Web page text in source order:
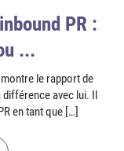
PR :
...
le rapport de
avec lui. Il
en tant que […]